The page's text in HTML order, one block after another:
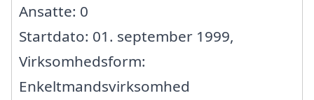
Ansatte: 0
Startdato: 01. september 1999,
Virksomhedsform:
Enkeltmandsvirksomhed